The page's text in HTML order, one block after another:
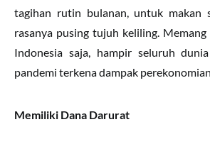
tagihan rutin bulanan, untuk makan
rasanya pusing tujuh keliling.
Indonesia saja, hampir seluruh
pandemi terkena dampak
Memiliki Dana Darurat